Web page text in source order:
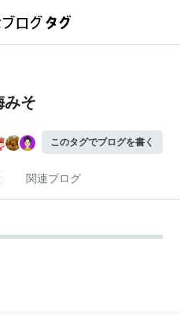
みそ
このタグでブログを書く
関連ブログ